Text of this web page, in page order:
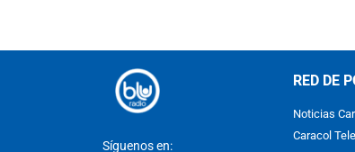
Síguenos en:
RED DE
Noticias
Caracol